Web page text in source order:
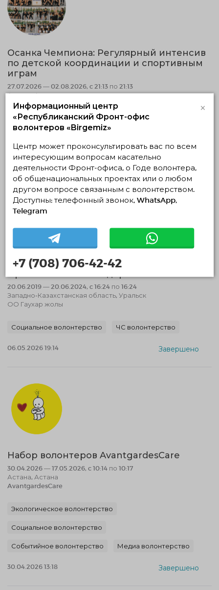
Осанка Чемпиона: Регулярный интенсив
по детской координации и спортивным
играм
27.07.2026 — 02.08.2026, c 21:13 по 21:13
Астана, Астана
Инициативная группа "Спортивное Будущее"
Социальное волонтерство
Спортивное и ЗОЖ волонтёрство
20.07.2026 23:49 Завершено
20.06.2019 — 20.06.2024, c 16:24 по 16:24
Западно-Казахстанская область, Уральск
ОО Гаухар жолы
Социальное волонтерство ЧС волонтерство
06.05.2026 19:14 Завершено
Набор волонтеров AvantgardesCare
30.04.2026 — 17.05.2026, c 10:14 по 10:17
Астана, Астана
AvantgardesCare
Экологическое волонтерство
Социальное волонтерство
Событийное волонтерство Медиа волонтерство
30.04.2026 13:18 Завершено
Информационный центр
«Республиканский Фронт-офис
волонтеров «Birgemiz»
×
Центр может проконсультировать вас по всем
интересующим вопросам касательно
деятельности Фронт-офиса, о Годе волонтера,
об общенациональных проектах или о любом
другом вопросе связанным с волонтерством.
Доступны: телефонный звонок, WhatsApp,
Telegram
+7 (708) 706-42-42